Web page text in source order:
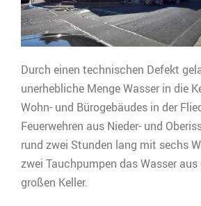
Durch einen technischen Defekt
unerhebliche Menge Wasser in die
Wohn- und Bürogebäudes in der
Feuerwehren aus Nieder- und
rund zwei Stunden lang mit sechs
zwei Tauchpumpen das Wasser
großen Keller.